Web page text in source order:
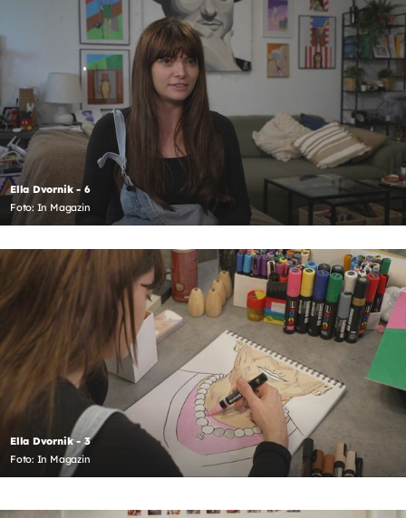
Ella Dvornik - 6
Foto: In Magazin
Ella Dvornik - 3
Foto: In Magazin